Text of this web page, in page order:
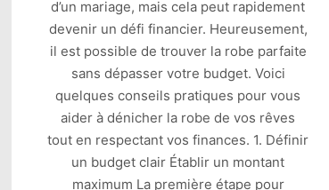
d’un mariage, mais cela peut rapidement
devenir un défi financier. Heureusement,
il est possible de trouver la robe parfaite
sans dépasser votre budget. Voici
quelques conseils pratiques pour vous
aider à dénicher la robe de vos rêves
tout en respectant vos finances. 1. Définir
un budget clair Établir un montant
maximum La première étape pour